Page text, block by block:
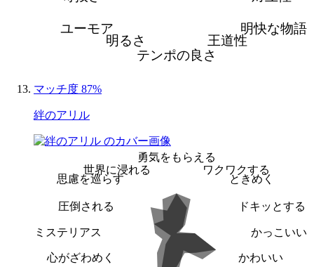
明快な物語
王道性
テンポの良さ
明るさ
ユーモア
マッチ度 87%
絆のアリル
勇気をもらえる
ワクワクする
ときめく
ドキッとする
かっこいい
かわいい
心がざわめく
ミステリアス
圧倒される
思慮を巡らす
世界に浸れる